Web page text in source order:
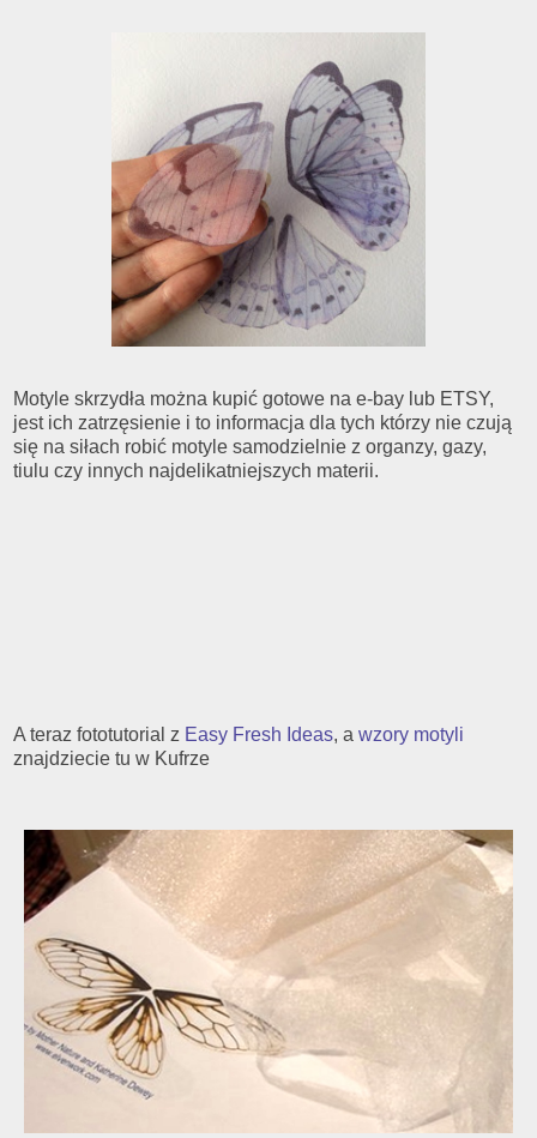
Motyle skrzydła można kupić gotowe na e-bay lub ETSY,
jest ich zatrzęsienie i to informacja dla tych którzy nie czują
się na siłach robić motyle samodzielnie z organzy, gazy,
tiulu czy innych najdelikatniejszych materii.
A teraz fototutorial z Easy Fresh Ideas, a wzory motyli
znajdziecie tu w Kufrze